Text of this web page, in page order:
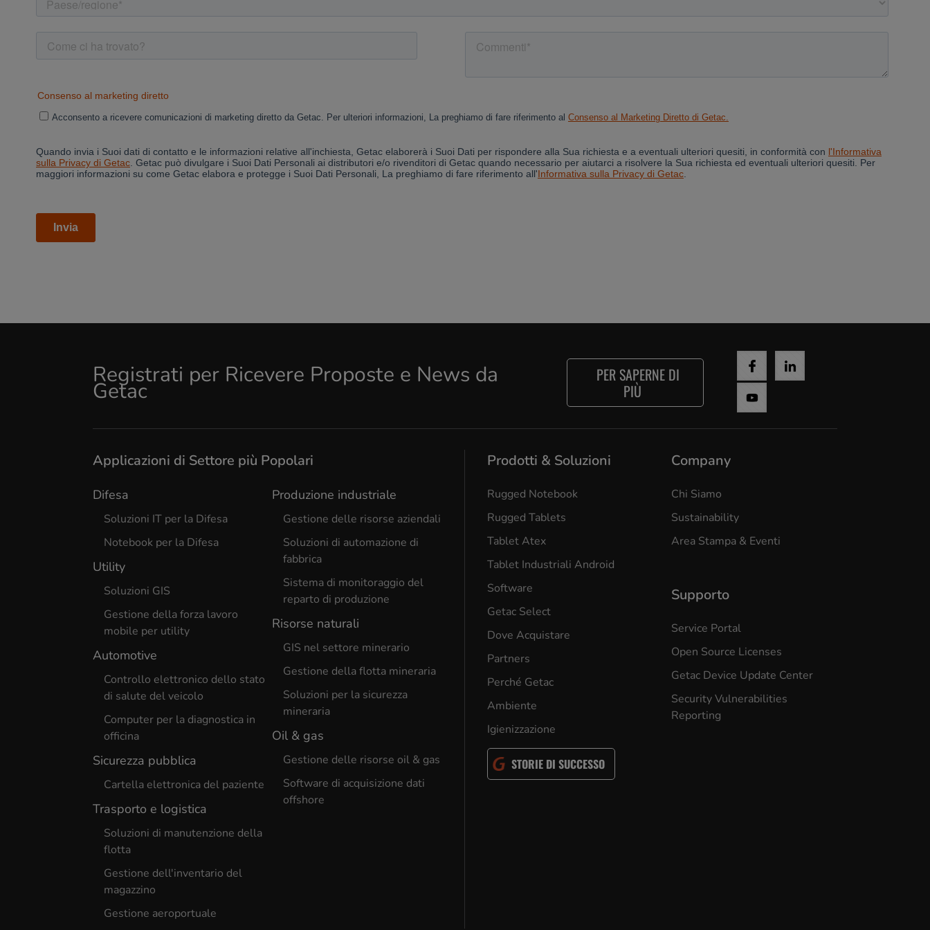
Cancel Yes, I agree
Registrati per Ricevere Proposte e News da
Getac
PER SAPERNE DI
PIÙ
Applicazioni di Settore più Popolari
Difesa
Soluzioni IT per la Difesa
Notebook per la Difesa
Utility
Soluzioni GIS
Gestione della forza lavoro
mobile per utility
Automotive
Controllo elettronico dello stato
di salute del veicolo
Computer per la diagnostica in
officina
Sicurezza pubblica
Cartella elettronica del paziente
Trasporto e logistica
Soluzioni di manutenzione della
flotta
Gestione dell'inventario del
magazzino
Gestione aeroportuale
Produzione industriale
Gestione delle risorse aziendali
Soluzioni di automazione di
fabbrica
Sistema di monitoraggio del
reparto di produzione
Risorse naturali
GIS nel settore minerario
Gestione della flotta mineraria
Soluzioni per la sicurezza
mineraria
Oil & gas
Gestione delle risorse oil & gas
Software di acquisizione dati
offshore
Prodotti & Soluzioni
Rugged Notebook
Rugged Tablets
Tablet Atex
Tablet Industriali Android
Software
Getac Select
Dove Acquistare
Partners
Perché Getac
Ambiente
Igienizzazione
STORIE DI SUCCESSO
Company
Chi Siamo
Sustainability
Area Stampa & Eventi
Supporto
Service Portal
Open Source Licenses
Getac Device Update Center
Security Vulnerabilities
Reporting